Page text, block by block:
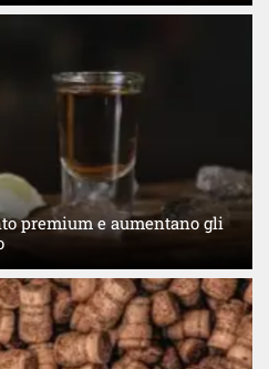
premium e aumentano gli